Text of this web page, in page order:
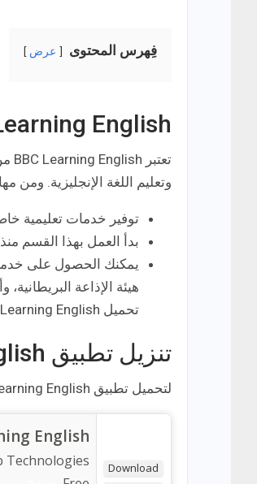
فِهرس المحتوى عرض
English
تعتبر BBC Learning English من المؤسسات العريقة وبالغة الأهمية التابعة ل
وتعليم اللغة الإنجليزية. ومن
توفير خدمات تعليمية
بدأ العمل بهذا القسم منذ عام
يمكنك الحصول على
هيئة الإذاعة
تحميل BBC Learning English: أفضل تطبيق لتعلم قواعد ومرادفات اللغة الإنجليزية.
تنزيل تطبيق BBC Learning English
لتحميل تطبيق BBC Learning English لهواتف الأندرويد من على متجر Google Play اضغط على الرابط التالي:
Download
English
Technologies